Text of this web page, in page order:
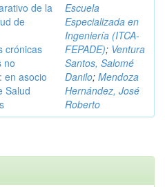
de la
de
crónicas
no
en asocio
Salud
Escuela
Especializada en
Ingeniería (ITCA-
FEPADE); Ventura
Santos, Salomé
Danilo; Mendoza
Hernández, José
Roberto